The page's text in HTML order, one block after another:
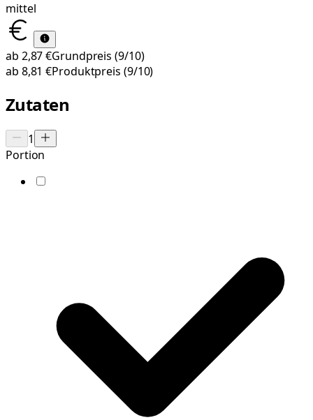
mittel
ab 2,87 €Grundpreis (9/10)
ab 8,81 €Produktpreis (9/10)
Zutaten
1
Portion